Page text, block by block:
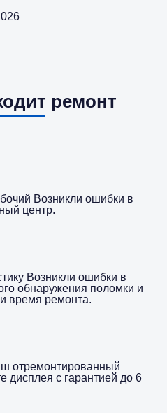
ремонт
Возникли ошибки в
центр.
Возникли ошибки в
обнаружения поломки и
время ремонта.
отремонтированный
дисплея с гарантией до 6